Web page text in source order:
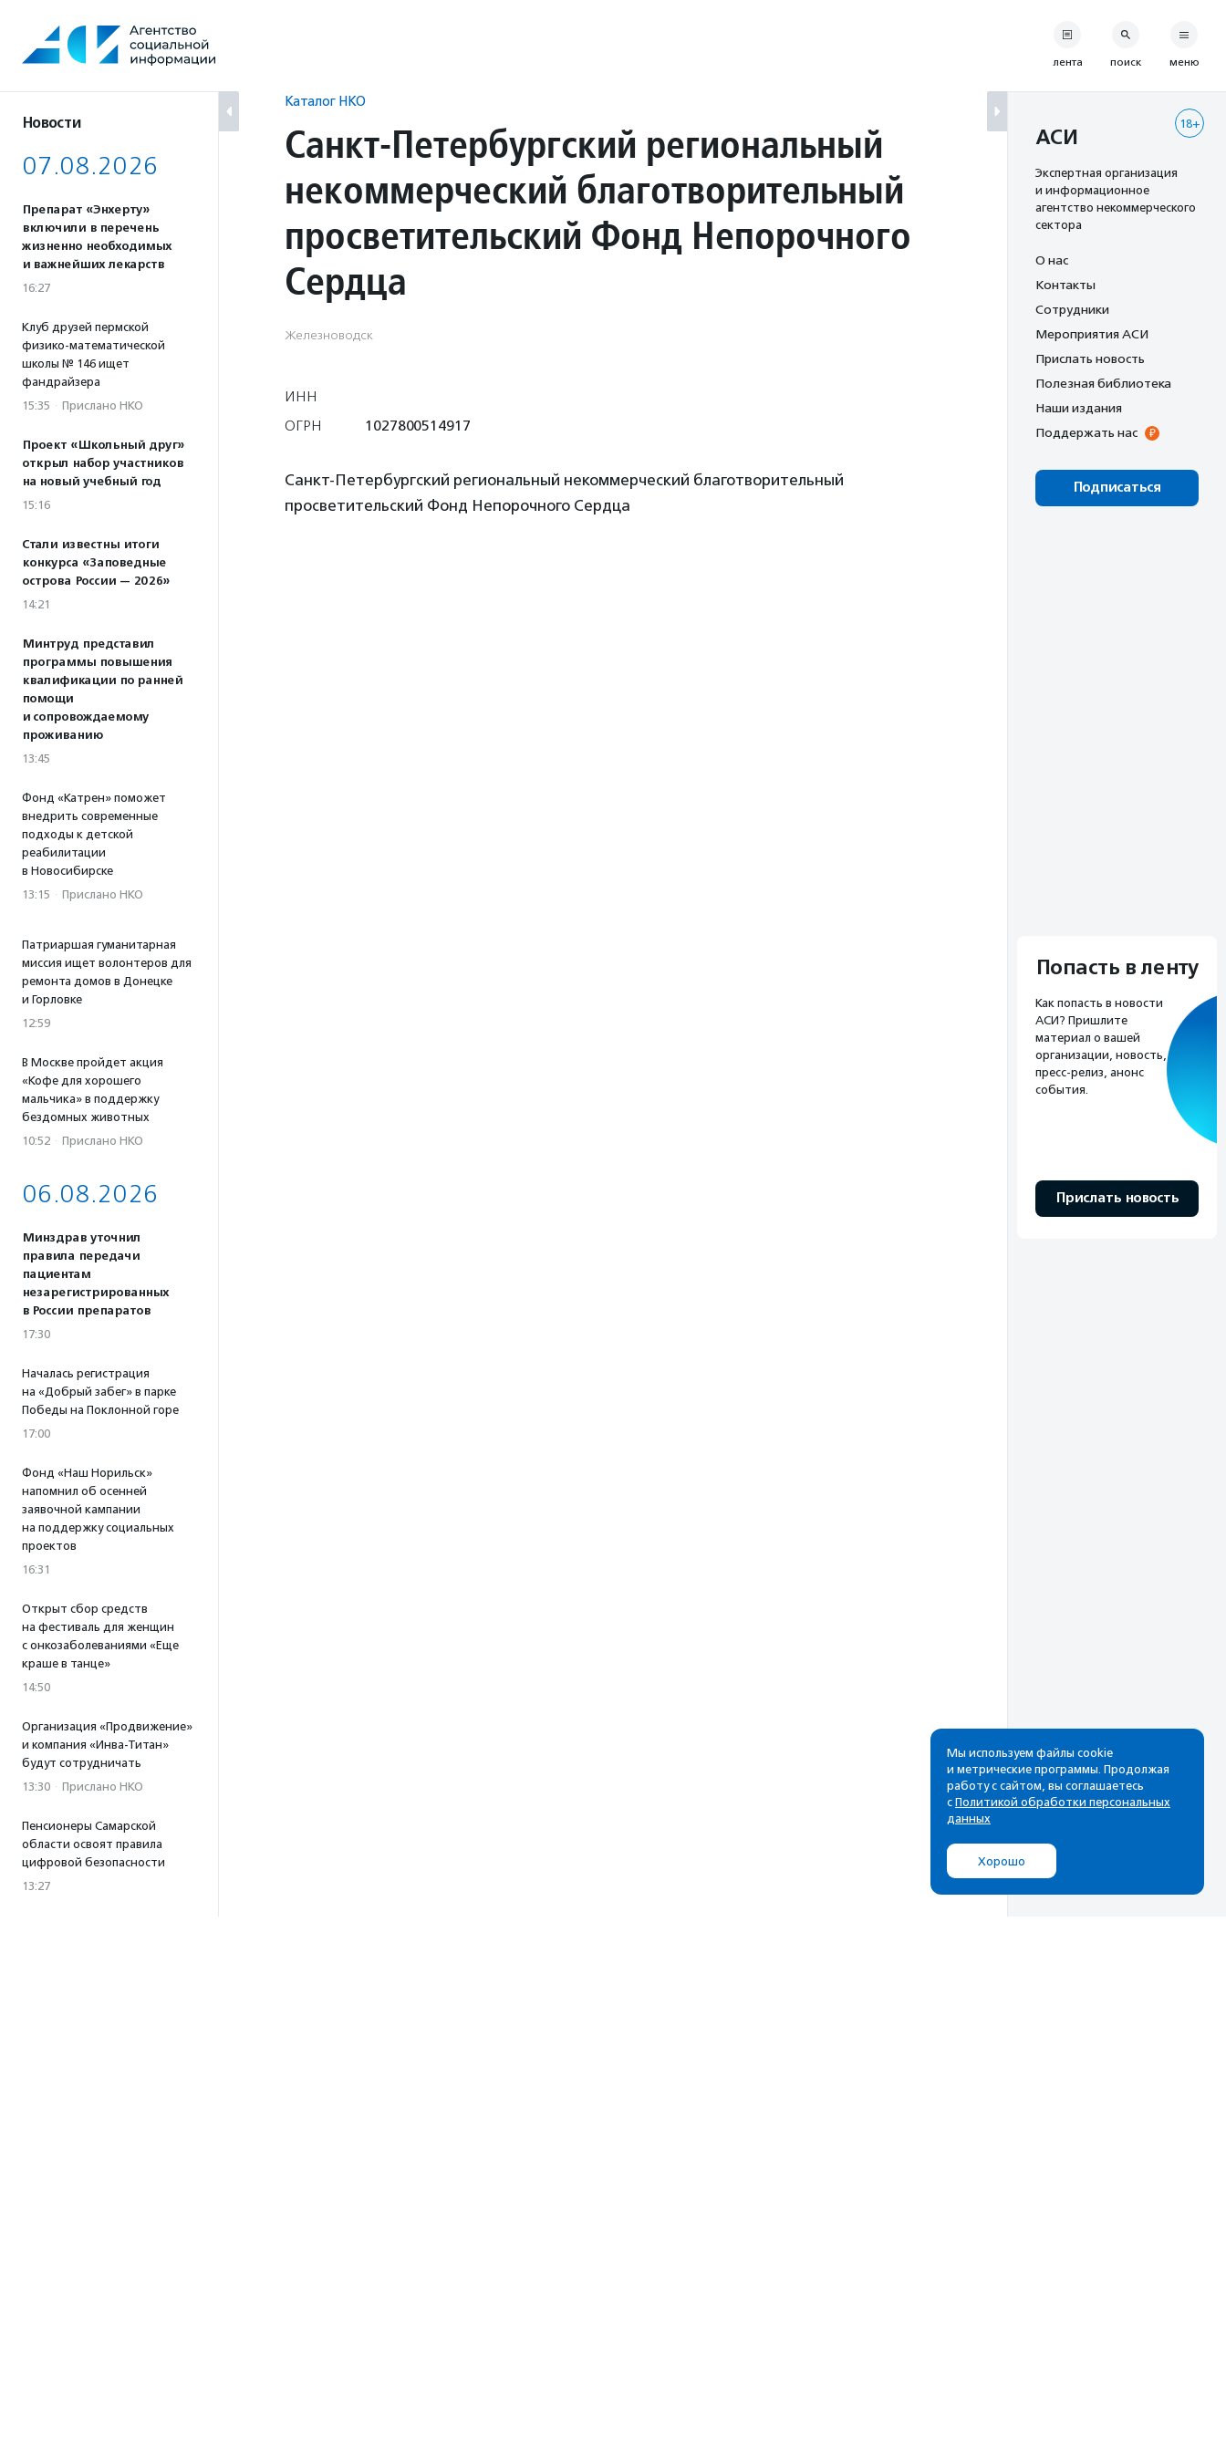
содержанию
Новости
07.08.2026
Препарат «Энхерту»
включили в перечень
жизненно необходимых
и важнейших лекарств
16:27
Клуб друзей пермской
физико-математической
школы № 146 ищет
фандрайзера
15:35 · Прислано НКО
Проект «Школьный друг»
открыл набор участников
на новый учебный год
15:16
Стали известны итоги
конкурса «Заповедные
острова России — 2026»
14:21
Минтруд представил
программы повышения
квалификации по ранней
помощи
и сопровождаемому
проживанию
13:45
Фонд «Катрен» поможет
внедрить современные
подходы к детской
реабилитации
в Новосибирске
13:15 · Прислано НКО
Патриаршая гуманитарная
миссия ищет волонтеров для
ремонта домов в Донецке
и Горловке
12:59
В Москве пройдет акция
«Кофе для хорошего
мальчика» в поддержку
бездомных животных
10:52 · Прислано НКО
06.08.2026
Минздрав уточнил
правила передачи
пациентам
незарегистрированных
в России препаратов
17:30
Началась регистрация
на «Добрый забег» в парке
Победы на Поклонной горе
17:00
Фонд «Наш Норильск»
напомнил об осенней
заявочной кампании
на поддержку социальных
проектов
16:31
Открыт сбор средств
на фестиваль для женщин
с онкозаболеваниями «Еще
краше в танце»
14:50
Организация «Продвижение»
и компания «Инва-Титан»
будут сотрудничать
13:30 · Прислано НКО
Пенсионеры Самарской
области освоят правила
цифровой безопасности
13:27
Каталог НКО
Санкт-Петербургский региональный
некоммерческий благотворительный
просветительский Фонд Непорочного
Сердца
Железноводск
ИНН
ОГРН
1027800514917
Санкт-Петербургский региональный некоммерческий благотворительный
просветительский Фонд Непорочного Сердца
лента поиск меню
18+
АСИ
Экспертная организация
и информационное
агентство некоммерческого
сектора
О нас
Контакты
Сотрудники
Мероприятия АСИ
Прислать новость
Полезная библиотека
Наши издания
Поддержать нас
Подписаться
Попасть в ленту
Как попасть в новости
АСИ? Пришлите
материал о вашей
организации, новость,
пресс-релиз, анонс
события.
Прислать новость
Рассылка
Cамые свежие новости,
почтовом ящике
Мы используем файлы cookie
и метрические программы. Продолжая
работу с сайтом, вы соглашаетесь
с Политикой обработки персональных
данных
Хорошо